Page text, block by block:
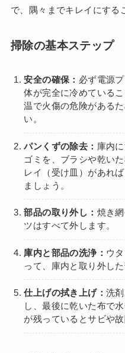
で、隅々までキレイにする
掃除の基本ステップ
安全の確保： 必ず電源
体が完全に冷めている
温で火傷の危険がある
い。
パンくずの除去： 庫内
ゴミを、ブラシや乾い
レイ（受け皿）があれ
ましょう。
部品の取り外し： 焼き
ツはすべて外します。
庫内と部品の洗浄： ウ
って、庫内と取り外し
仕上げの拭き上げ：洗
し、最後に乾いた布で
が残っているとサビや